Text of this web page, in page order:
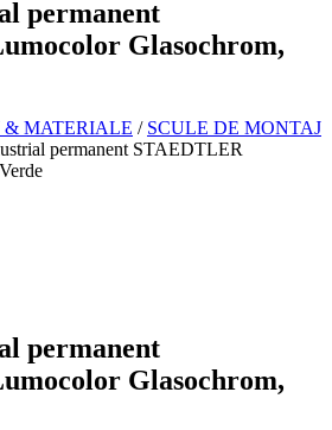
permanent
Glasochrom,
& MATERIALE / SCULE DE MONTAJ
permanent STAEDTLER
In stoc
permanent
Glasochrom,